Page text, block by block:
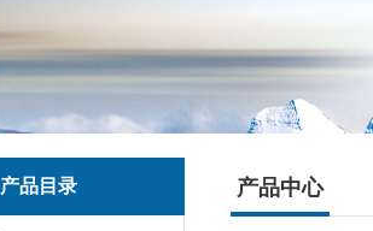
产品目录 产品中心